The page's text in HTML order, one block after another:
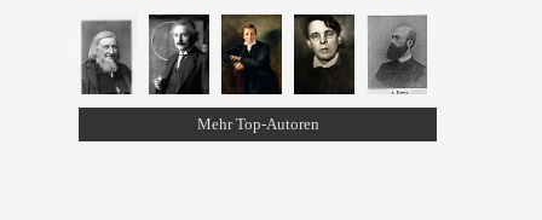
Mehr Top-Autoren